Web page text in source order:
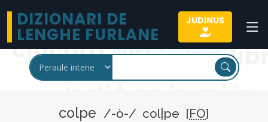
DIZIONARI DE
LENGHE FURLANE
JUDINUS
colpe /-ò-/ col|pe [FO]